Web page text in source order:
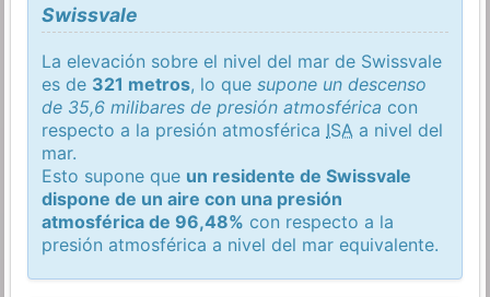
Swissvale
La elevación sobre el nivel del mar de Swissvale
es de 321 metros, lo quesupone un descenso
de 35,6 milibares de presión atmosférica con
respecto a la presión atmosférica ISA a nivel del
mar.
Esto supone que un residente de Swissvale
dispone de un aire con una presión
atmosférica de 96,48% con respecto a la
presión atmosférica a nivel del mar equivalente.